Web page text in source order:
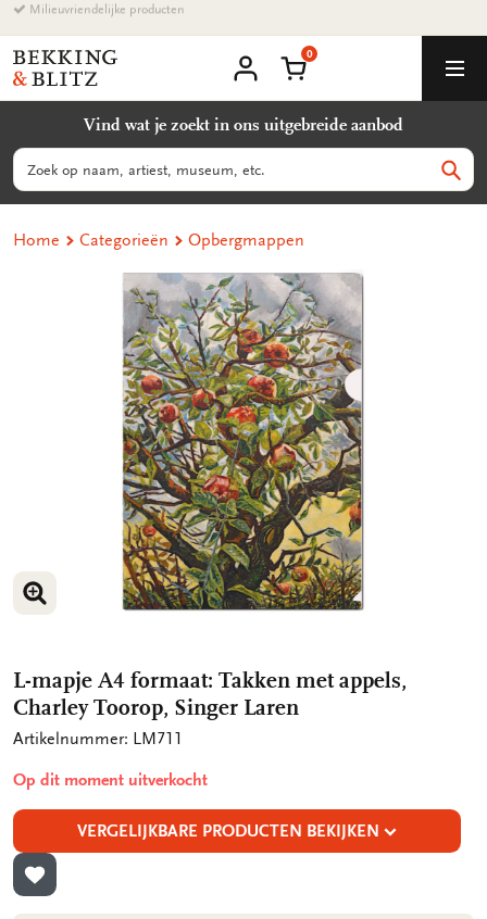
Ga
naar
content
Milieuvriendelijke producten
Bekking
&
B.V.
account
Winkelmand
0
Vind wat je zoekt in ons uitgebreide aanbod
Zoeken
Home Categorieën Opbergmappen
VERGROOT AFBEELDING
L-mapje A4 formaat: Takken met appels,
Charley Toorop, Singer Laren
Artikelnummer: LM711
Op dit moment uitverkocht
VERGELIJKBARE PRODUCTEN BEKIJKEN
TOEVOEGEN AAN VERLANGLIJST